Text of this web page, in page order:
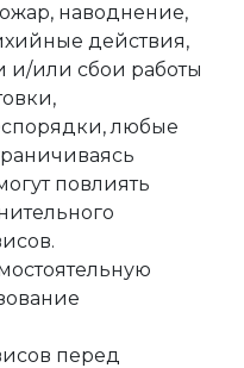
наводнение,
действия,
и/или сбои работы
любые
повлиять
перед